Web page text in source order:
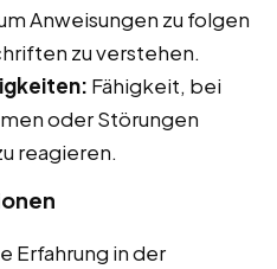
Anweisungen zu folgen
zu verstehen.
Fähigkeit, bei
oder Störungen
reagieren.
Erfahrung in der